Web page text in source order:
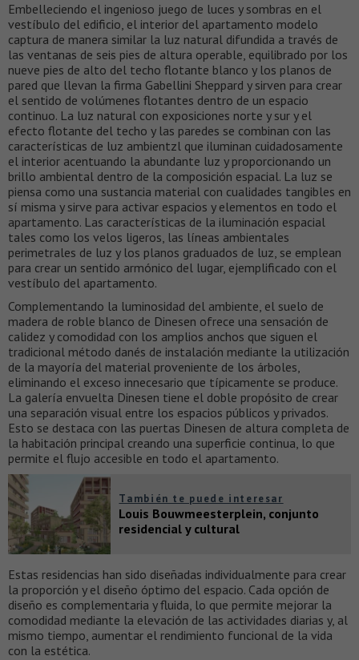
Embelleciendo el ingenioso juego de luces y sombras en el
vestíbulo del edificio, el interior del apartamento modelo
captura de manera similar la luz natural difundida a través de
las ventanas de seis pies de altura operable, equilibrado por los
nueve pies de alto del techo flotante blanco y los planos de
pared que llevan la firma Gabellini Sheppard y sirven para crear
el sentido de volúmenes flotantes dentro de un espacio
continuo. La luz natural con exposiciones norte y sur y el
efecto flotante del techo y las paredes se combinan con las
características de luz ambientzl que iluminan cuidadosamente
el interior acentuando la abundante luz y proporcionando un
brillo ambiental dentro de la composición espacial. La luz se
piensa como una sustancia material con cualidades tangibles en
sí misma y sirve para activar espacios y elementos en todo el
apartamento. Las características de la iluminación espacial
tales como los velos ligeros, las líneas ambientales
perimetrales de luz y los planos graduados de luz, se emplean
para crear un sentido armónico del lugar, ejemplificado con el
vestíbulo del apartamento.
Complementando la luminosidad del ambiente, el suelo de
madera de roble blanco de Dinesen ofrece una sensación de
calidez y comodidad con los amplios anchos que siguen el
tradicional método danés de instalación mediante la utilización
de la mayoría del material proveniente de los árboles,
eliminando el exceso innecesario que típicamente se produce.
La galería envuelta Dinesen tiene el doble propósito de crear
una separación visual entre los espacios públicos y privados.
Esto se destaca con las puertas Dinesen de altura completa de
la habitación principal creando una superficie continua, lo que
permite el flujo accesible en todo el apartamento.
También te puede interesar
Louis Bouwmeesterplein, conjunto
residencial y cultural
Estas residencias han sido diseñadas individualmente para crear
la proporción y el diseño óptimo del espacio. Cada opción de
diseño es complementaria y fluida, lo que permite mejorar la
comodidad mediante la elevación de las actividades diarias y, al
mismo tiempo, aumentar el rendimiento funcional de la vida
con la estética.